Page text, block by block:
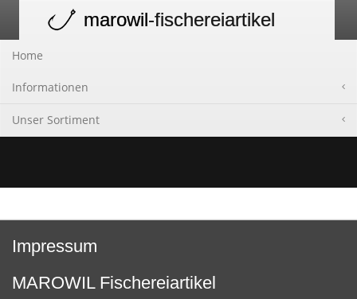
navigation
marowil-fischereiartikel
Home
Informationen
Unser Sortiment
Impressum
MAROWIL Fischereiartikel